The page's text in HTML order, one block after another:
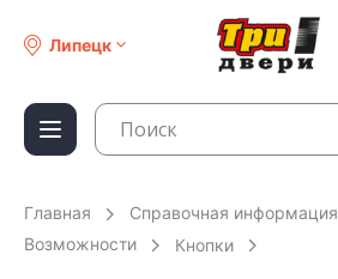
Липецк
Главная
Справочная информация
Возможности
Кнопки